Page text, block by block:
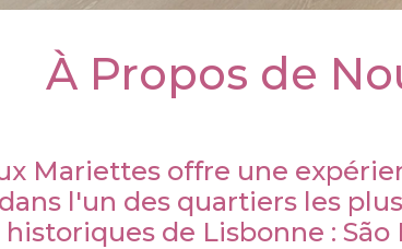
À Propos de
Mariettes offre une
l'un des quartiers les
historiques de Lisbonne : São